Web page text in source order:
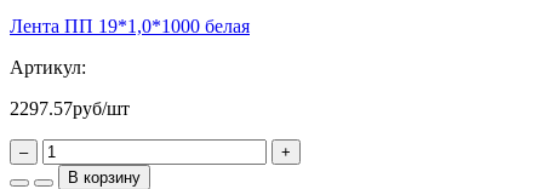
Лента ПП 19*1,0*1000 белая
Артикул:
2297.57руб/шт
–
+
В корзину